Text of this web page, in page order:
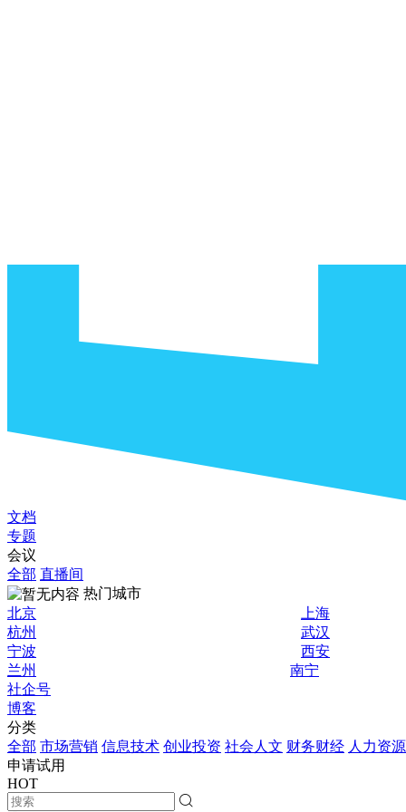
文档
专题
会议
全部 直播间
热门城市
北京
上海
杭州
武汉
宁波
西安
兰州
南宁
社企号
博客
分类
全部 市场营销 信息技术 创业投资 社会人文 财务财经 人力资源
申请试用
HOT